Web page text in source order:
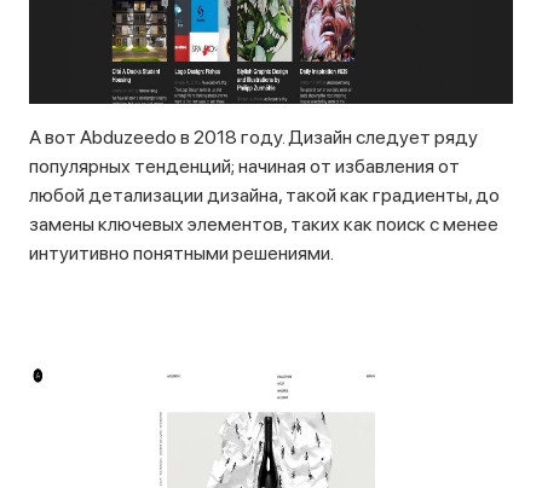
А вот Abduzeedo в 2018 году. Дизайн следует ряду
популярных тенденций; начиная от избавления от
любой детализации дизайна, такой как градиенты, до
замены ключевых элементов, таких как поиск с менее
интуитивно понятными решениями.